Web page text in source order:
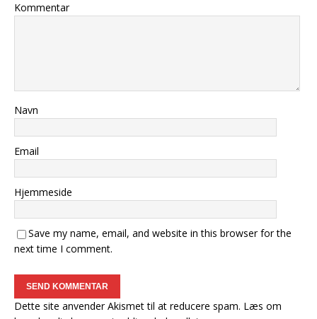
Kommentar
Navn
Email
Hjemmeside
Save my name, email, and website in this browser for the
next time I comment.
Dette site anvender Akismet til at reducere spam. Læs om